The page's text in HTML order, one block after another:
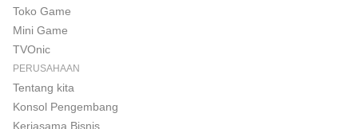
Toko Game
Mini Game
TVOnic
PERUSAHAAN
Tentang kita
Konsol Pengembang
Kerjasama Bisnis